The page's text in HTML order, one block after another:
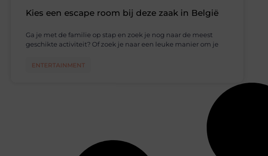
Kies een escape room bij deze zaak in België
Ga je met de familie op stap en zoek je nog naar de meest
geschikte activiteit? Of zoek je naar een leuke manier om je
ENTERTAINMENT